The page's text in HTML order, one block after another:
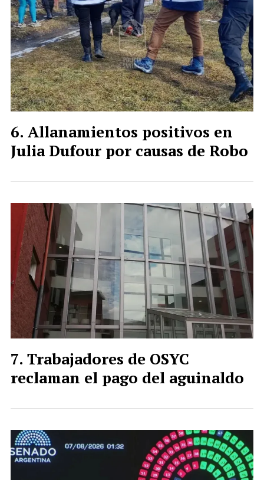
Allanamientos positivos en
Julia Dufour por causas de Robo
Trabajadores de OSYC
reclaman el pago del aguinaldo